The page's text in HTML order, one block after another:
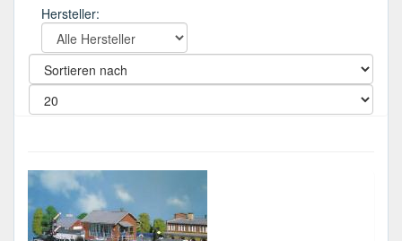
Hersteller: